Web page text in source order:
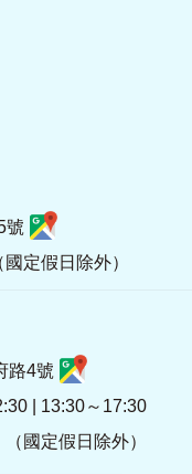
號
定假日除外）
路4號
| 13:30～17:30
國定假日除外）